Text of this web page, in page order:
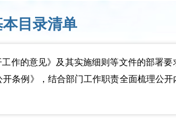
目录清单
作的意见》及其实施细则等文件的部署
条例》，结合部门工作职责全面梳理公